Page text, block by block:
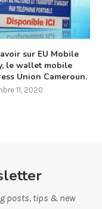
sur EU Mobile
le wallet mobile
Union Cameroun.
11, 2020
posts, tips & new